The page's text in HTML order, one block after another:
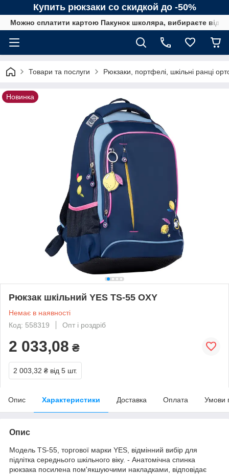
Купить рюкзаки со скидкой до -50%
Можно сплатити картою Пакунок школяра, вибираєте від
Товари та послуги Рюкзаки, портфелі, шкільні ранці
Новинка
Рюкзак шкільний YES TS-55 OXY
Немає в наявності
Код: 558319
Опт і роздріб
2 033,08 ₴
2 003,32 ₴ від 5 шт.
Опис Характеристики Доставка Оплата Умови
Опис
Модель TS-55, торгової марки YES, відмінний вибір для
підлітка середнього шкільного віку. - Анатомічна спинка
рюкзака посилена пом'якшуючими накладками, відповідає